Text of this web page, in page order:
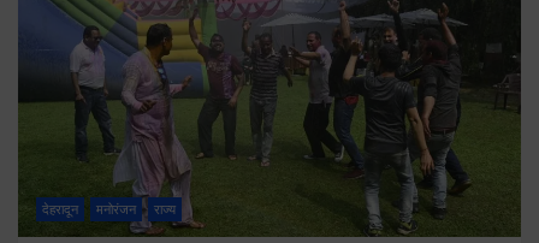
देहरादून मनोरंजन राज्य